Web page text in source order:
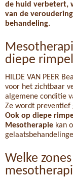
de huid verbetert,
van de
behandeling.
diepe
HILDE VAN PEER
voor het zichtbaar
algemene conditie
Ze wordt preventief
Ook op diepe
Mesotherapie kan
Welke